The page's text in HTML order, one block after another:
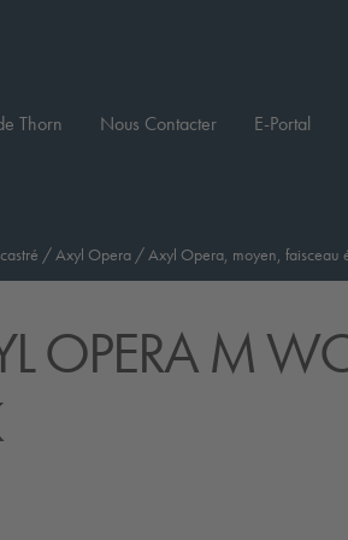
Thorn Nous Contacter E-Portal
/Axyl Opera /Axyl Opera, moyen, faisceau
OPERA M